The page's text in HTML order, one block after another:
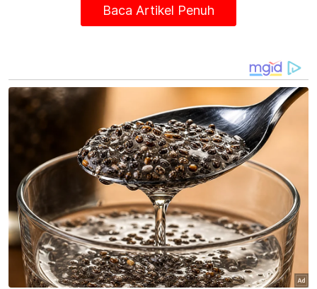
disebabkan unsur sogokan wang dan meraih
"Pada majlis pemberian bantuan Orang
Kurang Upaya, pencen rakyat dan ibu
Baca Artikel Penuh